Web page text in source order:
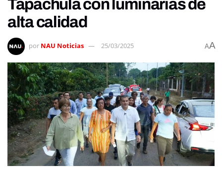
Tapachula con luminarias de
alta calidad
por NAU Noticias 25/03/2025 AA